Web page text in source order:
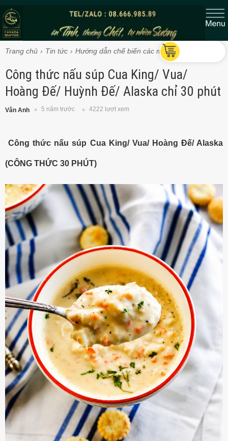
Trang chủ Tin tức Hướng dẫn chế biến các món Cua Vua
Công thức nấu súp Cua King/ Vua/
Hoàng Đế/ Huỳnh Đế/ Alaska chỉ 30 phút
Vân Anh 5 năm trước 4222 lượt xem
Công thức nấu súp Cua King/ Vua/ Hoàng Đế/ Alaska
(CÔNG THỨC 30 PHÚT)